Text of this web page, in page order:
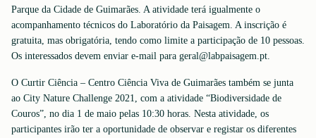
Parque da Cidade de Guimarães. A atividade terá igualmente o
acompanhamento técnicos do Laboratório da Paisagem. A inscrição é
gratuita, mas obrigatória, tendo como limite a participação de 10 pessoas.
Os interessados devem enviar e-mail para geral@labpaisagem.pt.
O Curtir Ciência – Centro Ciência Viva de Guimarães também se junta
ao City Nature Challenge 2021, com a atividade “Biodiversidade de
Couros”, no dia 1 de maio pelas 10:30 horas. Nesta atividade, os
participantes irão ter a oportunidade de observar e registar os diferentes